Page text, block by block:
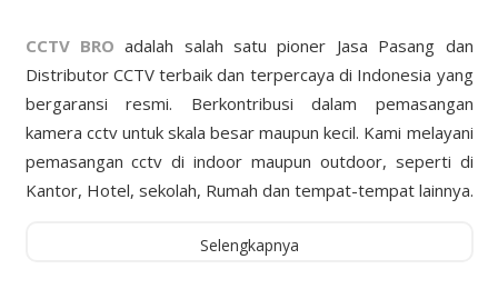
CCTV BRO adalah salah satu pioner Jasa Pasang dan
Distributor CCTV terbaik dan terpercaya di Indonesia yang
bergaransi resmi. Berkontribusi dalam pemasangan
kamera cctv untuk skala besar maupun kecil. Kami melayani
pemasangan cctv di indoor maupun outdoor, seperti di
Kantor, Hotel, sekolah, Rumah dan tempat-tempat lainnya.
Selengkapnya